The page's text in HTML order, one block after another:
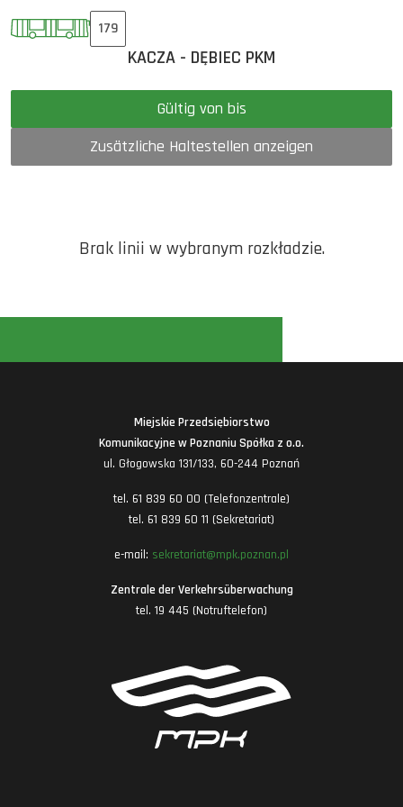
179
KACZA - DĘBIEC PKM
Gültig von bis
Zusätzliche Haltestellen anzeigen
Brak linii w wybranym rozkładzie.
Miejskie Przedsiębiorstwo
Komunikacyjne w Poznaniu Spółka z o.o.
ul. Głogowska 131/133, 60-244 Poznań
tel. 61 839 60 00 (Telefonzentrale)
tel. 61 839 60 11 (Sekretariat)
e-mail: sekretariat@mpk.poznan.pl
Zentrale der Verkehrsüberwachung
tel. 19 445 (Notruftelefon)